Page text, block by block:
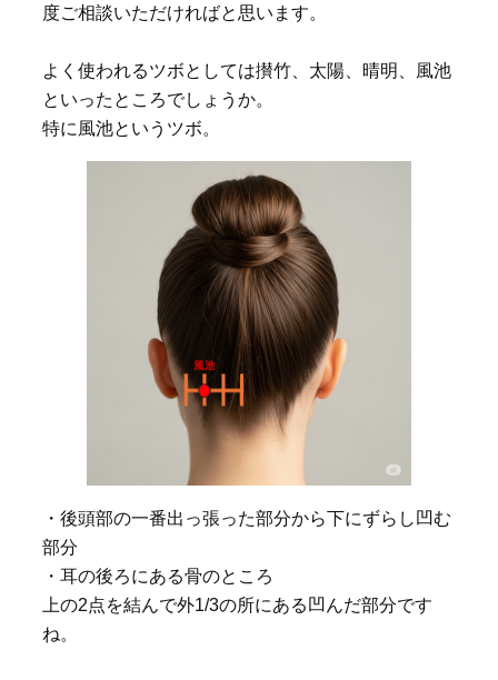
度ご相談いただければと思います。
よく使われるツボとしては攅竹、太陽、晴明、風池
といったところでしょうか。
特に風池というツボ。
・後頭部の一番出っ張った部分から下にずらし凹む
部分
・耳の後ろにある骨のところ
上の2点を結んで外1/3の所にある凹んだ部分です
ね。